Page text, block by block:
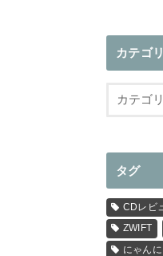
カテゴ
タグ
CDレビ
ZWIFT
にゃん